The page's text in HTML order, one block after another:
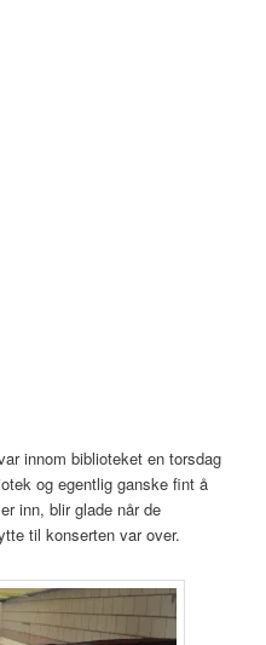
innom biblioteket en torsdag
og egentlig ganske fint å
inn, blir glade når de
til konserten var over.